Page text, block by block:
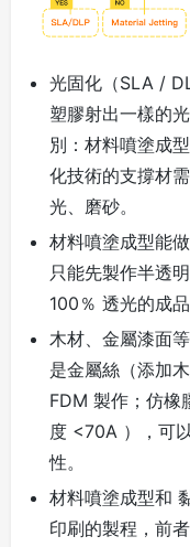
光固化（SLA /
塑膠射出一樣的
別：材料噴塗成
化技術的支撐材
光、磨砂。
材料噴塗成型能
只能先製作半透
100％ 透光的成品
木材、金屬漆面
是金屬絲（添加
FDM 製作；仿橡
度 <70A ），可
性。
材料噴塗成型和
印刷的製程，前